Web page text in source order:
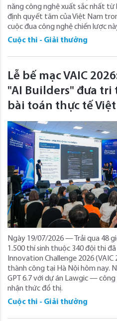
năng công nghệ xuất sắc nhất
định quyết tâm của Việt Nam
cuộc đua công nghệ chiến lược
Cuộc thi - Giải thưởng
Lễ bế mạc VAIC
"AI Builders" đưa tri
bài toán thực tế Việt
Ngày 19/07/2026 — Trải qua 48
1.500 thí sinh thuộc 340 đội thi
Innovation Challenge 2026 (VAIC
thành công tại Hà Nội hôm nay.
GPT 6.7 với dự án Lawgic —
nhận thức đồ thị.
Cuộc thi - Giải thưởng